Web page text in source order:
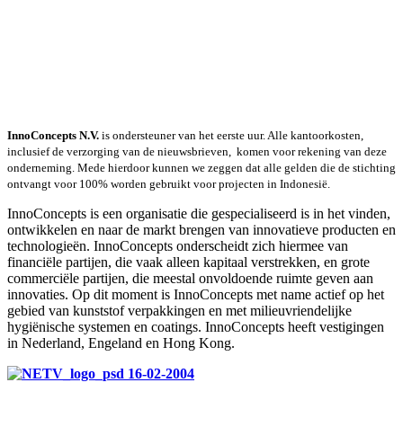
InnoConcepts N.V. is ondersteuner van het eerste uur. Alle kantoorkosten,
inclusief de verzorging van de nieuwsbrieven, komen voor rekening van deze
onderneming. Mede hierdoor kunnen we zeggen dat alle gelden die de stichting
ontvangt voor 100% worden gebruikt voor projecten in Indonesië.
InnoConcepts is een organisatie die gespecialiseerd is in het vinden,
ontwikkelen en naar de markt brengen van innovatieve producten en
technologieën. InnoConcepts onderscheidt zich hiermee van
financiële partijen, die vaak alleen kapitaal verstrekken, en grote
commerciële partijen, die meestal onvoldoende ruimte geven aan
innovaties. Op dit moment is InnoConcepts met name actief op het
gebied van kunststof verpakkingen en met milieuvriendelijke
hygiënische systemen en coatings. InnoConcepts heeft vestigingen
in Nederland, Engeland en Hong Kong.